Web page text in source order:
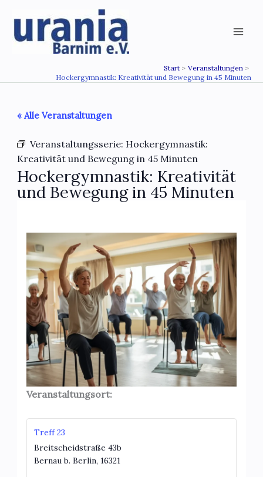
Inhalt
springen
Start
Veranstaltungen
Hockergymnastik: Kreativität und Bewegung in 45 Minuten
« Alle Veranstaltungen
Veranstaltungsserie: Hockergymnastik:
Kreativität und Bewegung in 45 Minuten
Hockergymnastik: Kreativität
und Bewegung in 45 Minuten
Veranstaltungsort:
Treff 23
Breitscheidstraße 43b
Bernau b. Berlin, 16321